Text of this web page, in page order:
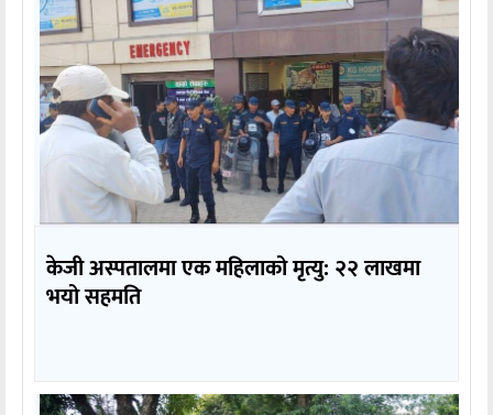
केजी अस्पतालमा एक महिलाको मृत्यु: २२ लाखमा
भयो सहमति